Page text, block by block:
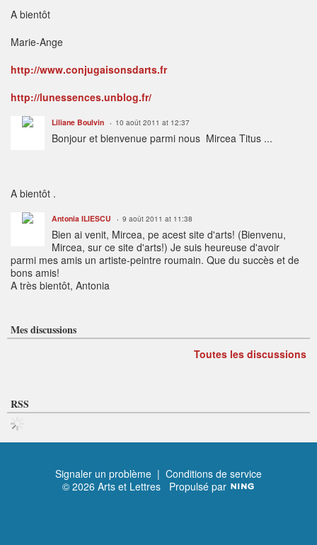
A bientôt
Marie-Ange
http://www.conjugaisonsdarts.fr
http://lunessences.unblog.fr/
Liliane Boulvin 10 août 2011 at 12:37
Bonjour et bienvenue parmi nous Mircea Titus ...
A bientôt .
Antonia ILIESCU 9 août 2011 at 11:38
Bien ai venit, Mircea, pe acest site d'arts! (Bienvenu,
Mircea, sur ce site d'arts!) Je suis heureuse d'avoir
parmi mes amis un artiste-peintre roumain. Que du succès et de
bons amis!
A très bientôt, Antonia
Mes discussions
Toutes les discussions
RSS
Signaler un problème | Conditions de service
© 2026 Arts et Lettres Propulsé par